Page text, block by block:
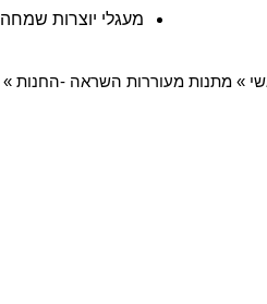
מעגלי יוצרות שמחה
» מתנות מעוררות השראה -החנות »